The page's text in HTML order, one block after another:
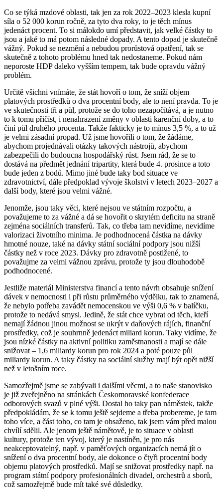
Co se týká mzdové oblasti, tak jen za rok 2022–2023 klesla kupní
síla o 52 000 korun ročně, za tyto dva roky, to je těch mínus
jedenáct procent. To si málokdo umí představit, jak velké částky to
jsou a jaké to má potom následné dopady. A tento dopad je skutečně
vážný. Pokud se nezmění a nebudou prorůstová opatření, tak se
skutečně z tohoto problému hned tak nedostaneme. Pokud nám
neporoste HDP daleko vyšším tempem, tak bude opravdu vážný
problém.
Určitě všichni vnímáte, že stát hovoří o tom, že sníží objem
platových prostředků o dva procentní body, ale to není pravda. To je
ve skutečnosti tři a půl, protože se do toho nezapočítává, a je nutno
to k tomu přičíst, i nenahrazení změny v oblasti karenční doby, a to
činí půl druhého procenta. Takže fakticky je to mínus 3,5 %, a to už
je velmi zásadní propad. Už jsme hovořili o tom, že žádáme,
abychom projednávali otázky takových nástrojů, abychom
zabezpečili do budoucna hospodářský růst. Jsem rád, že se to
dostává na předmět jednání tripartity, která bude 4. prosince a toto
bude jeden z bodů. Mimo jiné bude taky bod situace ve
zdravotnictví, dále předpoklad vývoje školství v letech 2023–2027 a
další body, které jsou velmi vážné.
Jenomže, jsou taky věci, které nejsou ve státním rozpočtu, a
považujeme to za vážné a dá se hovořit o skrytém deficitu na straně
zejména sociálních transferů. Tak, co třeba tam nevidíme, nevidíme
valorizaci životního minima. Je podhodnocená částka na dávky
hmotné nouze, také na dávky státní sociální podpory jsou nižší
částky než v roce 2023. Dávky pro zdravotně postižené, to
považujme za velmi vážnou zprávu, protože ty jsou dlouhodobě
podhodnocené.
Jestliže materiál Ministerstva financí a tento návrh obsahuje snížení
dávek v nemocnosti i při růstu průměrného výdělku, tak to znamená,
že nebylo potřeba zavádět nemocenskou ve výši 0,6 % v balíčku,
protože to nedává smysl. Jedině, že stát chce vybrat od těch, kteří
nemají žádnou jinou možnost se ukrýt v daňových rájích, finanční
prostředky, což je souhrnně jedenáct miliard korun. Taky vidíme, že
jsou nízké částky na aktivní politiku zaměstnanosti a mají se dále
snižovat – 1,6 miliardy korun pro rok 2024 a poté pouze půl
miliardy korun. A taky částky na sociální služby mají být opět nižší
než v letošním roce.
Samozřejmě jsme se zabývali i dalšími věcmi, a to naše stanovisko
je již zveřejněno na stránkách Českomoravské konfederace
odborových svazů v plné výši. Dostal ho taky pan náměstek, takže
předpokládám, že se k tomu ještě sejdeme a třeba probereme, je tam
toho více, a část toho, co tam je obsaženo, tak jsem vám před malou
chvílí sdělil. Ale jenom ještě námětově, je to situace v oblasti
kultury, protože ten vývoj, který je nastíněn, je pro nás
neakceptovatelný, např. v paměťových organizacích nemá jít o
snížení o dva procentní body, ale dokonce o čtyři procentní body
objemu platových prostředků. Mají se snižovat prostředky např. na
program státní podpory profesionálních divadel, orchestrů a sborů,
což samozřejmě bude mít také své důsledky.